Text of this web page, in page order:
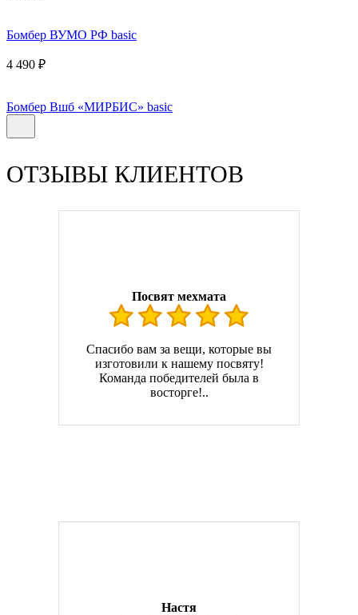
Бомбер ВУМО РФ basic
4 490 ₽
Бомбер Вшб «МИРБИС» basic
ОТЗЫВЫ КЛИЕНТОВ
Посвят мехмата
Спасибо вам за вещи, которые вы
изготовили к нашему посвяту!
Команда победителей была в
восторге!..
Настя